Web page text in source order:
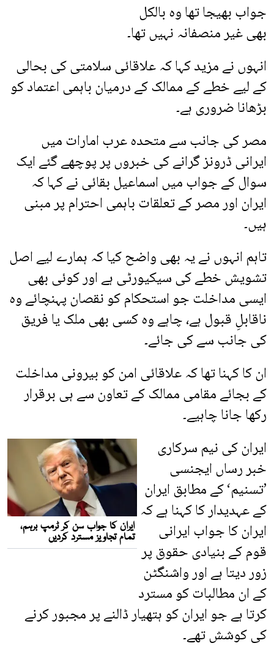
جواب بھیجا تھا وہ بالکل
بھی غیر منصفانہ نہیں تھا۔
انہوں نے مزید کہا کہ علاقائی سلامتی کی بحالی
کے لیے خطے کے ممالک کے درمیان باہمی اعتماد کو
بڑھانا ضروری ہے۔
مصر کی جانب سے متحدہ عرب امارات میں
ایرانی ڈرونز گرانے کی خبروں پر پوچھے گئے ایک
سوال کے جواب میں اسماعیل بقائی نے کہا کہ
ایران اور مصر کے تعلقات باہمی احترام پر مبنی
ہیں۔
تاہم انہوں نے یہ بھی واضح کیا کہ ہمارے لیے اصل
تشویش خطے کی سیکیورٹی ہے اور کوئی بھی
ایسی مداخلت جو استحکام کو نقصان پہنچائے وہ
ناقابلِ قبول ہے، چاہے وہ کسی بھی ملک یا فریق
کی جانب سے کی جائے۔
ان کا کہنا تھا کہ علاقائی امن کو بیرونی مداخلت
کے بجائے مقامی ممالک کے تعاون سے ہی برقرار
رکھا جانا چاہیے۔
ایران کی نیم سرکاری
خبر رساں ایجنسی
’تسنیم‘ کے مطابق ایران
کے عہدیدار کا کہنا ہے کہ
ایران کا جواب ایرانی
قوم کے بنیادی حقوق پر
زور دیتا ہے اور واشنگٹن
کے ان مطالبات کو مسترد
کرتا ہے جو ایران کو ہتھیار ڈالنے پر مجبور کرنے
کی کوشش تھے۔